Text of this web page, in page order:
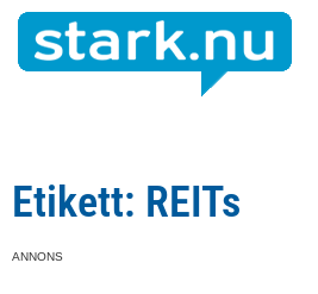
Etikett: REITs
ANNONS